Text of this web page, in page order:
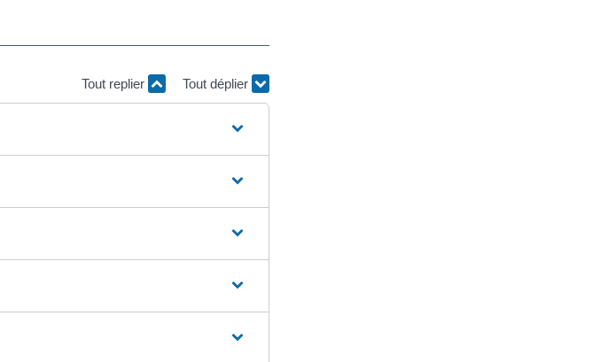
Tout replier Tout déplier